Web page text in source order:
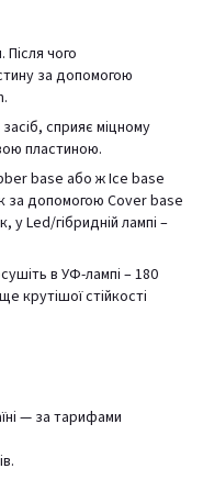
Після чого
за допомогою
сприяє міцному
пластиною.
base або ж Ice base
за допомогою Cover base
у Led/гібридній лампі –
в УФ-лампі – 180
крутішої стійкості
— за тарифами